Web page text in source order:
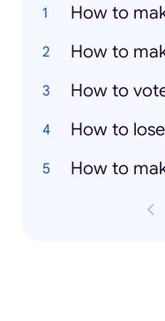
How to
How to